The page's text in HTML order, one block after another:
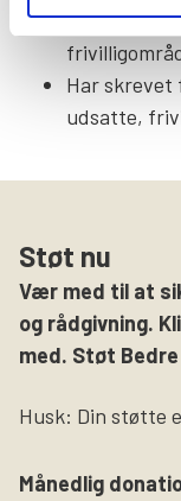
række
Har skrevet
udsatte,
Støt nu
Vær med til at
og rådgivning.
med. Støt
Husk: Din støtte
Månedlig